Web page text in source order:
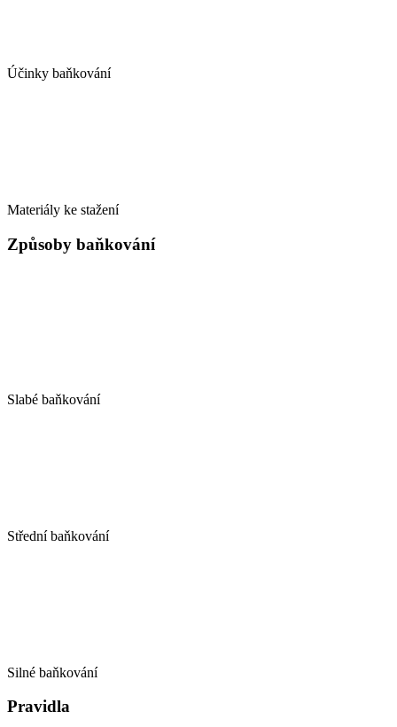
Účinky baňkování
Materiály ke stažení
Způsoby baňkování
Slabé baňkování
Střední baňkování
Silné baňkování
Pravidla